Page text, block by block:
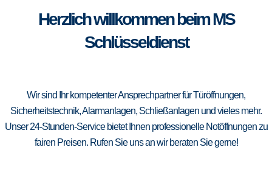
Herzlich willkommen beim MS
Schlüsseldienst
Wir sind Ihr kompetenter Ansprechpartner für Türöffnungen,
Sicherheitstechnik, Alarmanlagen, Schließanlagen und vieles mehr.
Unser 24-Stunden-Service bietet Ihnen professionelle Notöffnungen zu
fairen Preisen. Rufen Sie uns an wir beraten Sie gerne!